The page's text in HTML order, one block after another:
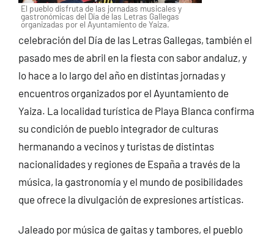
El pueblo disfruta de las jornadas musicales y
gastronómicas del Día de las Letras Gallegas
organizadas por el Ayuntamiento de Yaiza.
celebración del Día de las Letras Gallegas, también el
pasado mes de abril en la fiesta con sabor andaluz, y
lo hace a lo largo del año en distintas jornadas y
encuentros organizados por el Ayuntamiento de
Yaiza. La localidad turística de Playa Blanca confirma
su condición de pueblo integrador de culturas
hermanando a vecinos y turistas de distintas
nacionalidades y regiones de España a través de la
música, la gastronomía y el mundo de posibilidades
que ofrece la divulgación de expresiones artísticas.
Jaleado por música de gaitas y tambores, el pueblo